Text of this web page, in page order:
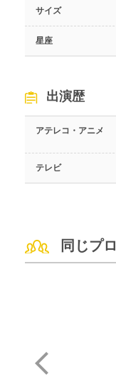
サイズ
星座
出演歴
アテレコ・アニメ
テレビ
同じプ